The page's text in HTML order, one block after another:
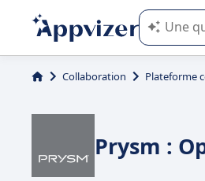
L'IA de
Collaboration Plateforme
Prysm :